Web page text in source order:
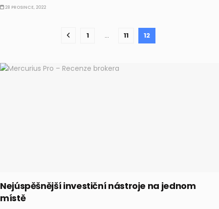
28 PROSINCE, 2022
1 … 11 12
Nejúspěšnější investiční nástroje na jednom
místě